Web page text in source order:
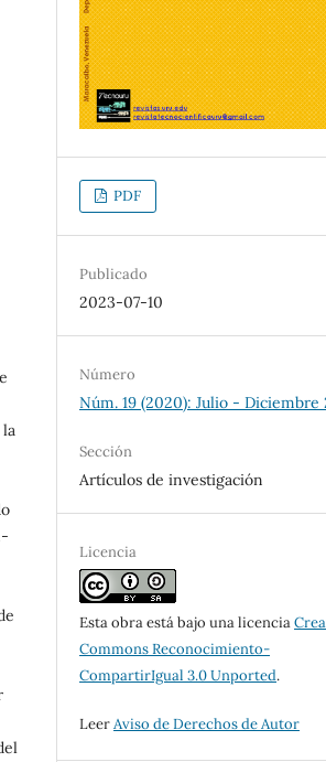
PDF
Publicado
2023-07-10
Número
Núm. 19 (2020): Julio - Diciembre
Sección
Artículos de investigación
Licencia
Esta obra está bajo una licencia
Commons Reconocimiento-
CompartirIgual 3.0 Unported.
LeerAviso de Derechos de Autor